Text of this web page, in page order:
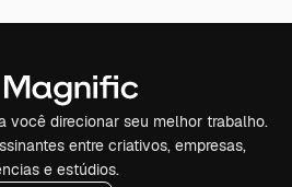
você direcionar seu melhor trabalho.
entre criativos, empresas,
e estúdios.